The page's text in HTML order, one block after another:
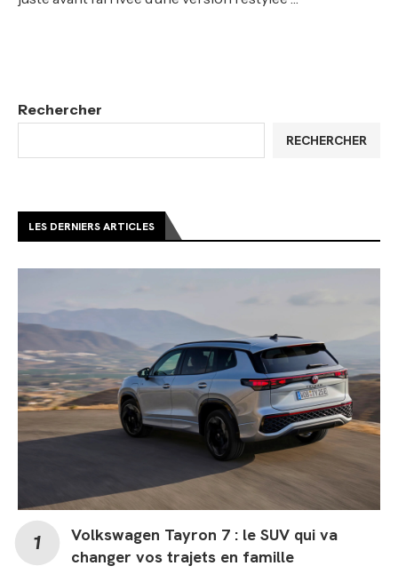
Rechercher
RECHERCHER
LES DERNIERS ARTICLES
Volkswagen Tayron 7 : le SUV qui va
changer vos trajets en famille